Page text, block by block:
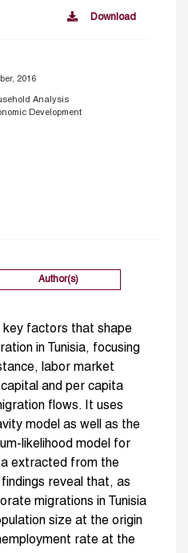
Download
2016
Analysis
Development
Author(s)
key factors that shape
in Tunisia, focusing
labor market
and per capita
flows. It uses
model as well as the
likelihood model for
extracted from the
reveal that, as
migrations in Tunisia
size at the origin
rate at the